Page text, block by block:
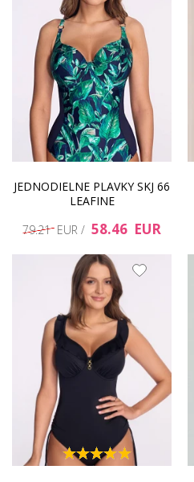
JEDNODIELNE PLAVKY SKJ 66
LEAFINE
79.21 EUR / 58.46 EUR